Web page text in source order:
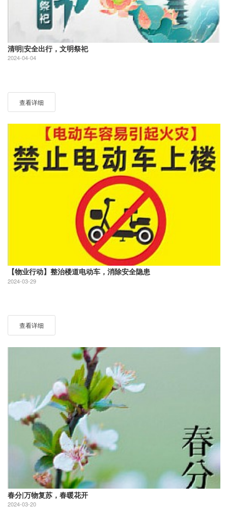
清明|安全出行，文明祭祀
2024-04-04
查看详细
【物业行动】整治楼道电动车，消除安全隐患
2024-03-29
查看详细
春分|万物复苏，春暖花开
2024-03-20